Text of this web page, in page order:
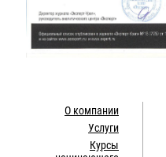
О компании
Услуги
Курсы